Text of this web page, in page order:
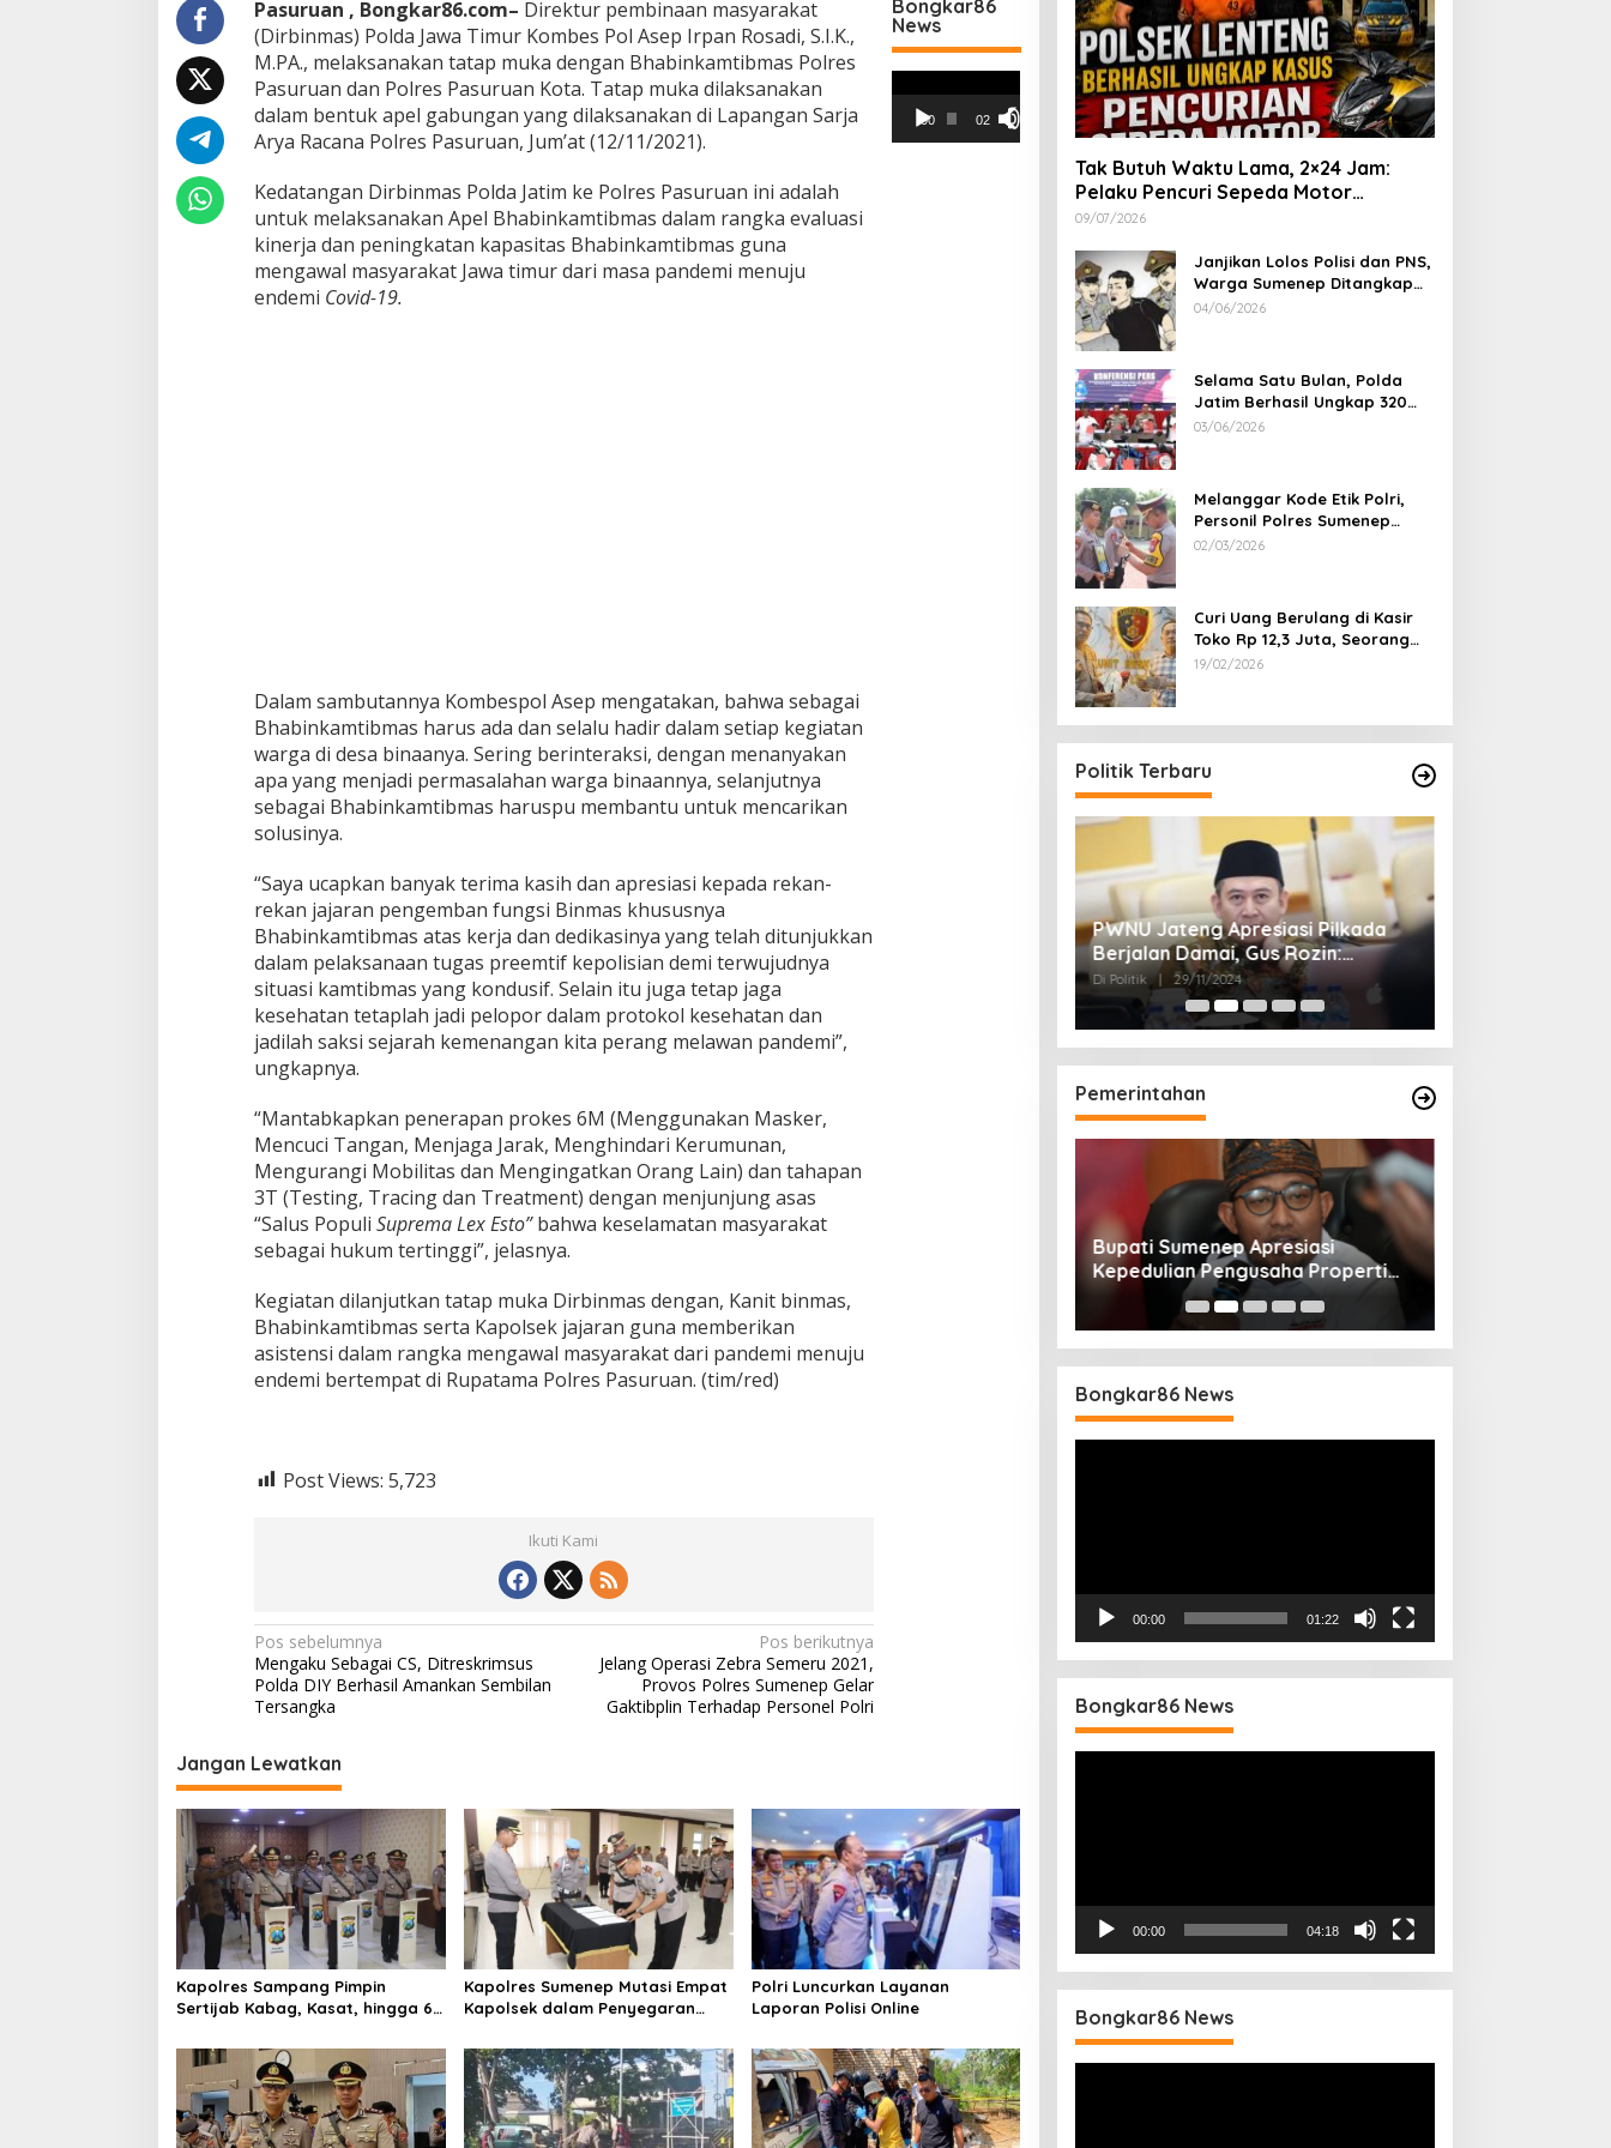
i
m
p
i
n
L
a
g
s
n
g
O
a
t
i
m
Pasuruan , Bongkar86.com– Direktur pembinaan masyarakat
(Dirbinmas) Polda Jawa Timur Kombes Pol Asep Irpan Rosadi, S.I.K.,
M.PA., melaksanakan tatap muka dengan Bhabinkamtibmas Polres
Pasuruan dan Polres Pasuruan Kota. Tatap muka dilaksanakan
dalam bentuk apel gabungan yang dilaksanakan di Lapangan Sarja
Arya Racana Polres Pasuruan, Jum’at (12/11/2021).
Kedatangan Dirbinmas Polda Jatim ke Polres Pasuruan ini adalah
untuk melaksanakan Apel Bhabinkamtibmas dalam rangka evaluasi
kinerja dan peningkatan kapasitas Bhabinkamtibmas guna
mengawal masyarakat Jawa timur dari masa pandemi menuju
endemi Covid-19.
Dalam sambutannya Kombespol Asep mengatakan, bahwa sebagai
Bhabinkamtibmas harus ada dan selalu hadir dalam setiap kegiatan
warga di desa binaanya. Sering berinteraksi, dengan menanyakan
apa yang menjadi permasalahan warga binaannya, selanjutnya
sebagai Bhabinkamtibmas haruspu membantu untuk mencarikan
solusinya.
“Saya ucapkan banyak terima kasih dan apresiasi kepada rekan-
rekan jajaran pengemban fungsi Binmas khususnya
Bhabinkamtibmas atas kerja dan dedikasinya yang telah ditunjukkan
dalam pelaksanaan tugas preemtif kepolisian demi terwujudnya
situasi kamtibmas yang kondusif. Selain itu juga tetap jaga
kesehatan tetaplah jadi pelopor dalam protokol kesehatan dan
jadilah saksi sejarah kemenangan kita perang melawan pandemi”,
ungkapnya.
“Mantabkapkan penerapan prokes 6M (Menggunakan Masker,
Mencuci Tangan, Menjaga Jarak, Menghindari Kerumunan,
Mengurangi Mobilitas dan Mengingatkan Orang Lain) dan tahapan
3T (Testing, Tracing dan Treatment) dengan menjunjung asas
“Salus Populi Suprema Lex Esto”bahwa keselamatan masyarakat
sebagai hukum tertinggi”, jelasnya.
Kegiatan dilanjutkan tatap muka Dirbinmas dengan, Kanit binmas,
Bhabinkamtibmas serta Kapolsek jajaran guna memberikan
asistensi dalam rangka mengawal masyarakat dari pandemi menuju
endemi bertempat di Rupatama Polres Pasuruan. (tim/red)
Post Views: 5,723
Ikuti Kami
N
a
v
i
g
a
s
i
p
o
s
Pos sebelumnya
Mengaku Sebagai CS, Ditreskrimsus
Polda DIY Berhasil Amankan Sembilan
Tersangka
Pos berikutnya
Jelang Operasi Zebra Semeru 2021,
Provos Polres Sumenep Gelar
Gaktibplin Terhadap Personel Polri
Bongkar86
News
Video
00:00 02:42
Jangan Lewatkan
Kapolres Sampang Pimpin
Sertijab Kabag, Kasat, hingga 6
Kapolres Sumenep Mutasi Empat
Kapolsek dalam Penyegaran
Polri Luncurkan Layanan
Laporan Polisi Online
Tak Butuh Waktu Lama, 2×24 Jam:
Pelaku Pencuri Sepeda Motor
Langsung Diringkus Polsek Lenteng di
09/07/2026
Janjikan Lolos Polisi dan PNS,
Warga Sumenep Ditangkap
Polres Sampang, Korban Rugi
04/06/2026
Selama Satu Bulan, Polda
Jatim Berhasil Ungkap 320
Kasus Kejahatan Jalanan, BB
03/06/2026
Melanggar Kode Etik Polri,
Personil Polres Sumenep
Dipecat
02/03/2026
Curi Uang Berulang di Kasir
Toko Rp 12,3 Juta, Seorang
Pemuda Diamankan Tim
19/02/2026
Politik Terbaru
Ketua Komisi II DPR RI: Pilkada
Serentak 2024 Berjalan Lancar
dan Kondusif
Di Politik
PWNU Jateng Apresiasi Pilkada
Berjalan Damai, Gus Rozin:
Cerminan Kedewasaan Politik
Masyarakat
Di Politik | 29/11/2024
Pemerintahan
Fauzi: Guru Ngaji Berperan
Strategis Bangun Akhlak Generasi
Bupati Sumenep Apresiasi
Kepedulian Pengusaha Properti
Bantu Korban Gempa
Bongkar86 News
00:00 01:22
Bongkar86 News
00:00 04:18
Bongkar86 News